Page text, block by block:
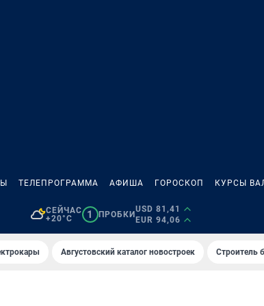
ТЕЛЕПРОГРАММА АФИША ГОРОСКОП КУРСЫ
СЕЙЧАС
+20°C
1 ПРОБКИ
USD 81,41
EUR 94,06
Августовский каталог новостроек Строитель